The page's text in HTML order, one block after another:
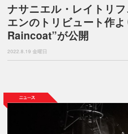
ナサニエル・レイトリ
エンのトリビュート作
Raincoat”が公開
2022.8.19 金曜日